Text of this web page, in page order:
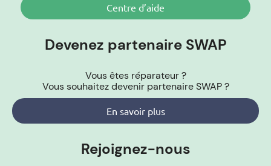
Centre d’aide
Devenez partenaire SWAP
Vous êtes réparateur ?
Vous souhaitez devenir partenaire SWAP ?
En savoir plus
Rejoignez-nous